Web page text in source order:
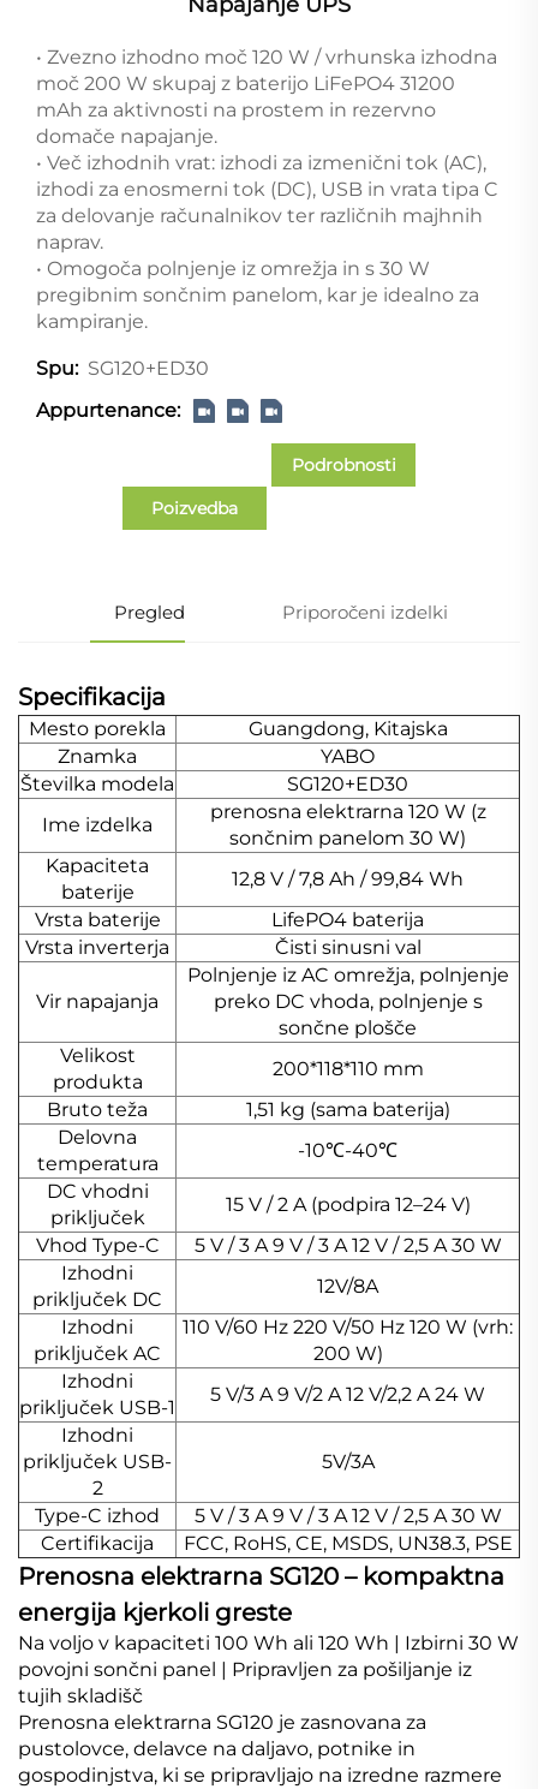
• Zvezno izhodno moč 120 W / vrhunska izhodna
moč 200 W skupaj z baterijo LiFePO4 31200
mAh za aktivnosti na prostem in rezervno
domače napajanje.
• Več izhodnih vrat: izhodi za izmenični tok (AC),
izhodi za enosmerni tok (DC), USB in vrata tipa C
za delovanje računalnikov ter različnih majhnih
naprav.
• Omogoča polnjenje iz omrežja in s 30 W
pregibnim sončnim panelom, kar je idealno za
kampiranje.
Spu: SG120+ED30
Appurtenance:
Poizvedba
Podrobnosti
Pregled Priporočeni izdelki
Specifikacija
Mesto porekla
Guangdong, Kitajska
Znamka
YABO
Številka modela
SG120+ED30
Ime izdelka
prenosna elektrarna 120 W (z
sončnim panelom 30 W)
Kapaciteta
baterije
12,8 V / 7,8 Ah / 99,84 Wh
Vrsta baterije
LifePO4 baterija
Vrsta inverterja
Čisti sinusni val
Vir napajanja
Polnjenje iz AC omrežja, polnjenje
preko DC vhoda, polnjenje s
sončne plošče
Velikost
produkta
200*118*110 mm
Bruto teža
1,51 kg (sama baterija)
Delovna
temperatura
-10℃-40℃
DC vhodni
priključek
15 V / 2 A (podpira 12–24 V)
Vhod Type-C
5 V / 3 A 9 V / 3 A 12 V / 2,5 A 30 W
Izhodni
priključek DC
12V/8A
Izhodni
priključek AC
110 V/60 Hz 220 V/50 Hz 120 W (vrh:
200 W)
Izhodni
priključek USB-1
5 V/3 A 9 V/2 A 12 V/2,2 A 24 W
Izhodni
priključek USB-
2
5V/3A
Type-C izhod
5 V / 3 A 9 V / 3 A 12 V / 2,5 A 30 W
Certifikacija
FCC, RoHS, CE, MSDS, UN38.3, PSE
Prenosna elektrarna SG120 – kompaktna
energija kjerkoli greste
Na voljo v kapaciteti 100 Wh ali 120 Wh | Izbirni 30 W
povojni sončni panel | Pripravljen za pošiljanje iz
tujih skladišč
Prenosna elektrarna SG120 je zasnovana za
pustolovce, delavce na daljavo, potnike in
gospodinjstva, ki se pripravljajo na izredne razmere